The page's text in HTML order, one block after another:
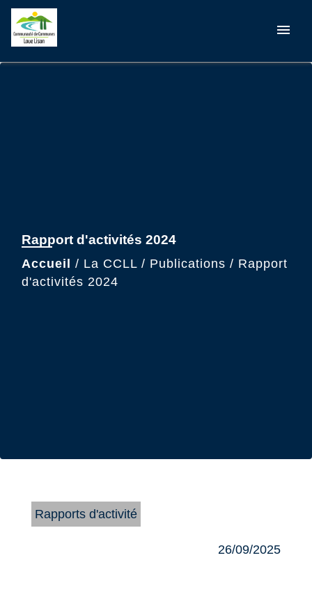
menu
Rapport d'activités 2024
Accueil / La CCLL / Publications / Rapport
d'activités 2024
Rapports d'activité
26/09/2025